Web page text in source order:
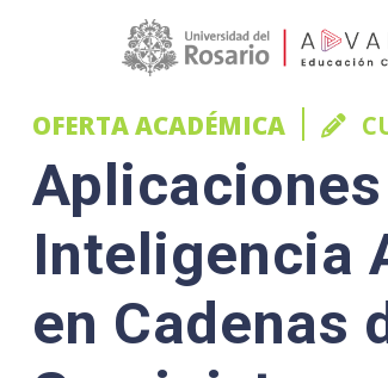
Main navigation
OFERTA ACADÉMICA
Inteligencia
en Cadenas